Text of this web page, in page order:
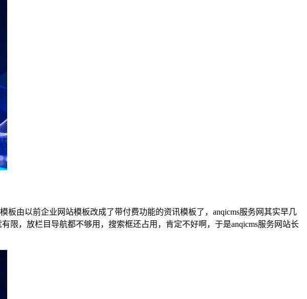
板由以前企业网站模板改成了带付费功能的资讯模板了，anqicms服务网其实早几
，放栏目导航都不够用，搜索框还占用，肯定不好啊，于是anqicms服务网站长